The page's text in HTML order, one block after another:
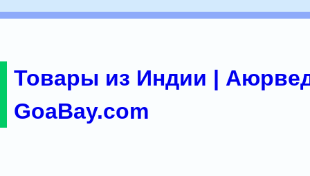
Товары из Индии |
GoaBay.com